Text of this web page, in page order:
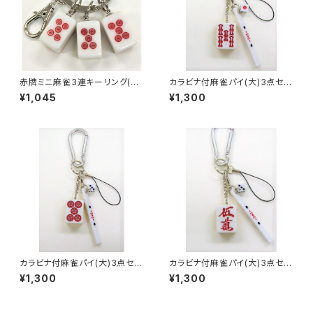
赤牌ミニ麻雀3連キーリング(赤
ウーピン アンコ）
¥1,045
カラビナ付麻雀パイ(大)3点セッ
ト キーホルダー 【赤ウーソ
ー】
¥1,300
カラビナ付麻雀パイ(大)3点セッ
ト キーホルダー 【赤ウーピ
ン】
¥1,300
カラビナ付麻雀パイ(大)3点セッ
ト キーホルダー 【赤ウーマ
ン】
¥1,300